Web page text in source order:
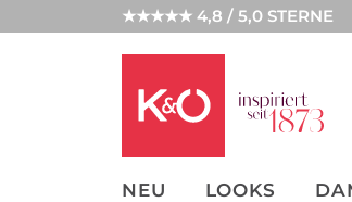
★★★★★ 4,8 / 5,0 STERNE
NEU LOOKS
UNSERE APP
CLICK &